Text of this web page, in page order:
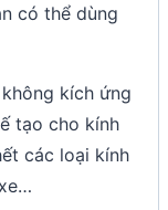
có thể dùng
kích ứng
tạo cho kính
các loại kính